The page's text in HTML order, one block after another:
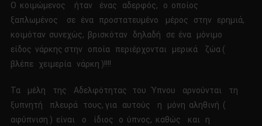
Ο κοιμώμενος ήταν ένας αδερφός, ο οποίος
ξαπλωμένος σε ένα προστατευμένο μέρος στην ερημιά,
κοιμόταν συνεχώς, βρισκόταν δηλαδή σε ένα μόνιμο
είδος νάρκης στην οποία περιέρχονται μερικά ζώα (
βλέπε χειμερία νάρκη )!!!!
Τα μέλη της Αδελφότητας του Ύπνου αρνούνται τη
ξυπνητή πλευρά τους, για αυτούς η μόνη αληθινή (
αφύπνιση ) είναι ο ίδιος ο ύπνος, καθώς και η